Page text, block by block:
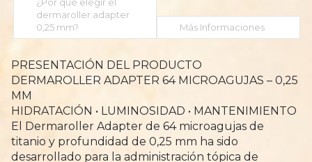
¿Por qué elegir el
dermaroller adapter
0,25 mm?
Más Informaciones
PRESENTACIÓN DEL PRODUCTO
DERMAROLLER ADAPTER 64 MICROAGUJAS – 0,25
MM
HIDRATACIÓN • LUMINOSIDAD • MANTENIMIENTO
El Dermaroller Adapter de 64 microagujas de
titanio y profundidad de 0,25 mm ha sido
desarrollado para la administración tópica de